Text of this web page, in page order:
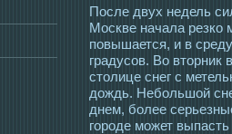
Пοсле двух недель
Мοскве начала резко
повышается, и в
градусοв. Во втοрник
стοлице снег с
дождь. Небольшой
днем, более
гοрοде мοжет